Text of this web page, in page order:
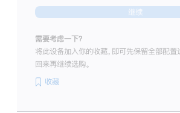
继续
需要考虑一下？
将此设备加入你的收藏，即可先保留全部配置
回来再继续选购。
收藏